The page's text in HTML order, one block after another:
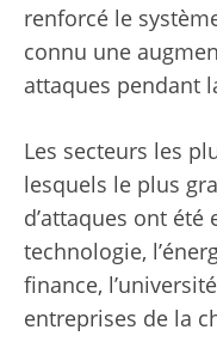
renforcé le
connu une
attaques pendant
Les secteurs les
lesquels le plus
d’attaques ont été
technologie,
finance,
entreprises de la